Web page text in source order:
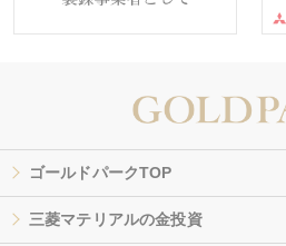
ゴールドパークTOP
三菱マテリアルの金投資